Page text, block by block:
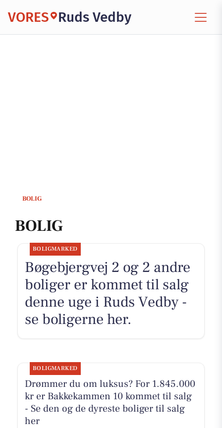
VORES Ruds Vedby
BOLIG
BOLIG
BOLIGMARKED
Bøgebjergvej 2 og 2 andre
boliger er kommet til salg
denne uge i Ruds Vedby -
se boligerne her.
BOLIGMARKED
Drømmer du om luksus? For 1.845.000
kr er Bakkekammen 10 kommet til salg
- Se den og de dyreste boliger til salg
her